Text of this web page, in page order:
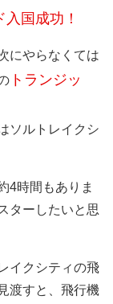
入国 成功！
にやらなくては
トランジッ
ソルトレイクシ
4時間もありま
ターしたいと思
イクシティの飛
渡すと、飛行機